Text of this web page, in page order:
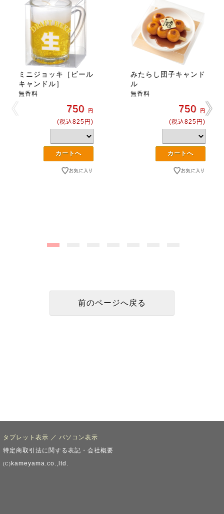
ミニジョッキ［ビール
キャンドル］
無香料
750 円
(税込825円)
みたらし団子キャンド
ル
無香料
750 円
(税込825円)
タブレット表示 ／ パソコン表示
特定商取引法に関する表記・会社概要
(C) kameyama.co.,ltd.